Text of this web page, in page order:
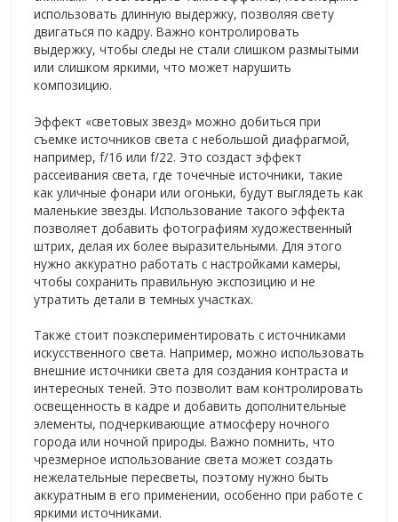
использовать длинную выдержку, позволяя свету
двигаться по кадру. Важно контролировать
выдержку, чтобы следы не стали слишком размытыми
или слишком яркими, что может нарушить
композицию.
Эффект «световых звезд» можно добиться при
съемке источников света с небольшой диафрагмой,
например, f/16 или f/22. Это создаст эффект
рассеивания света, где точечные источники, такие
как уличные фонари или огоньки, будут выглядеть как
маленькие звезды. Использование такого эффекта
позволяет добавить фотографиям художественный
штрих, делая их более выразительными. Для этого
нужно аккуратно работать с настройками камеры,
чтобы сохранить правильную экспозицию и не
утратить детали в темных участках.
Также стоит поэкспериментировать с источниками
искусственного света. Например, можно использовать
внешние источники света для создания контраста и
интересных теней. Это позволит вам контролировать
освещенность в кадре и добавить дополнительные
элементы, подчеркивающие атмосферу ночного
города или ночной природы. Важно помнить, что
чрезмерное использование света может создать
нежелательные пересветы, поэтому нужно быть
аккуратным в его применении, особенно при работе с
яркими источниками.